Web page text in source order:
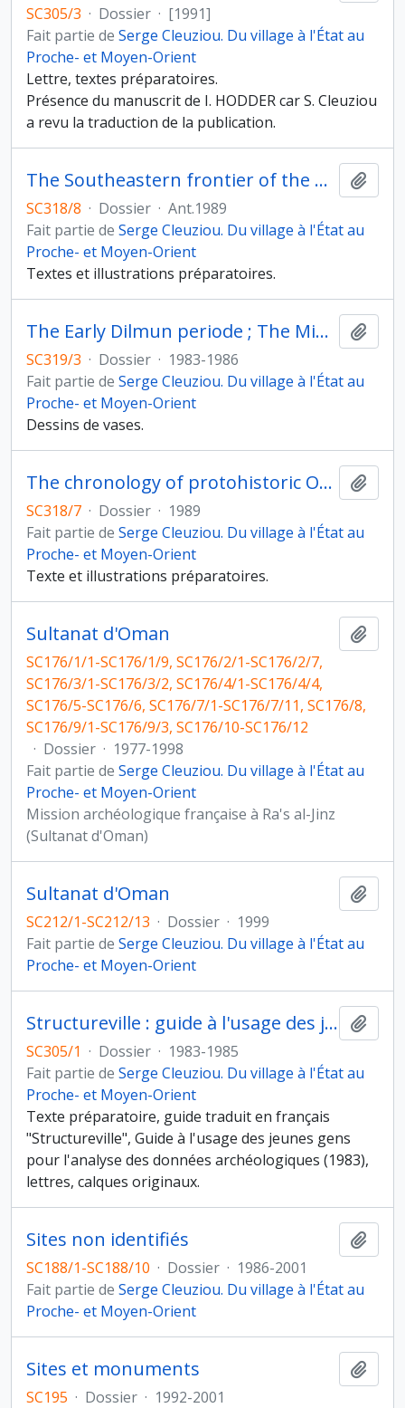
SC305/3 · Dossier · [1991]
Fait partie de Serge Cleuziou. Du village à l'État au
Proche- et Moyen-Orient
Lettre, textes préparatoires.
Présence du manuscrit de I. HODDER car S. Cleuziou
a revu la traduction de la publication.
The Southeastern frontier of the Near East
SC318/8 · Dossier · Ant.1989
Fait partie de Serge Cleuziou. Du village à l'État au
Proche- et Moyen-Orient
Textes et illustrations préparatoires.
The Early Dilmun periode ; The Middle Dilmun period
SC319/3 · Dossier · 1983-1986
Fait partie de Serge Cleuziou. Du village à l'État au
Proche- et Moyen-Orient
Dessins de vases.
The chronology of protohistoric Oman as seen from Hili
SC318/7 · Dossier · 1989
Fait partie de Serge Cleuziou. Du village à l'État au
Proche- et Moyen-Orient
Texte et illustrations préparatoires.
Sultanat d'Oman
SC176/1/1-SC176/1/9, SC176/2/1-SC176/2/7,
SC176/3/1-SC176/3/2, SC176/4/1-SC176/4/4,
SC176/5-SC176/6, SC176/7/1-SC176/7/11, SC176/8,
SC176/9/1-SC176/9/3, SC176/10-SC176/12
· Dossier · 1977-1998
Fait partie de Serge Cleuziou. Du village à l'État au
Proche- et Moyen-Orient
Mission archéologique française à Ra's al-Jinz
(Sultanat d'Oman)
Sultanat d'Oman
SC212/1-SC212/13 · Dossier · 1999
Fait partie de Serge Cleuziou. Du village à l'État au
Proche- et Moyen-Orient
Structureville : guide à l'usage des jeunes gens pour l'analyse des données archéologiques
SC305/1 · Dossier · 1983-1985
Fait partie de Serge Cleuziou. Du village à l'État au
Proche- et Moyen-Orient
Texte préparatoire, guide traduit en français
"Structureville", Guide à l'usage des jeunes gens
pour l'analyse des données archéologiques (1983),
lettres, calques originaux.
Sites non identifiés
SC188/1-SC188/10 · Dossier · 1986-2001
Fait partie de Serge Cleuziou. Du village à l'État au
Proche- et Moyen-Orient
Sites et monuments
SC195 · Dossier · 1992-2001